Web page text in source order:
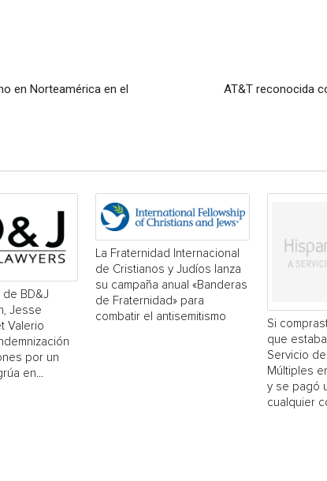
en Norteamérica en el
AT&T reconocida
BD&J
Jesse
Valerio
por un
en...
La Fraternidad Internacional
de Cristianos y Judíos lanza
su campaña anual «Banderas
de Fraternidad» para
combatir el antisemitismo
Si
que
Servicio
Múltiples
y se pagó
cualquier